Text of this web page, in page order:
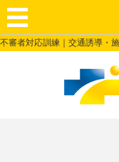
不審者対応訓練｜交通誘導・